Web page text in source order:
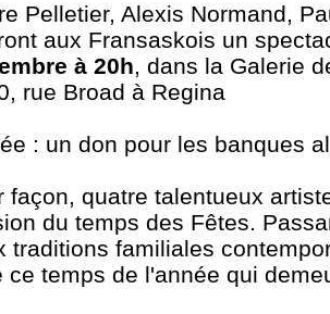
Pelletier, Alexis Normand,
aux Fransaskois un
à 20h, dans la Galerie
rue Broad à Regina
: un don pour les banques
façon, quatre talentueux
du temps des Fêtes.
traditions familiales
ce temps de l'année qui